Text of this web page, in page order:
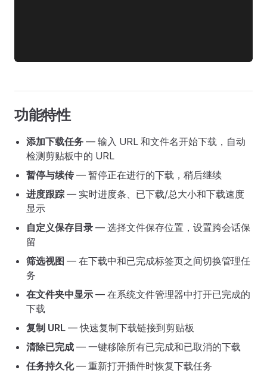
功能特性
添加下载任务 — 输入 URL 和文件名开始下载，自动
检测剪贴板中的 URL
暂停与续传— 暂停正在进行的下载，稍后继续
进度跟踪 — 实时进度条、已下载/总大小和下载速度
显示
自定义保存目录 — 选择文件保存位置，设置跨会话保
留
筛选视图 — 在下载中和已完成标签页之间切换管理任
务
在文件夹中显示 — 在系统文件管理器中打开已完成的
下载
复制 URL — 快速复制下载链接到剪贴板
清除已完成 — 一键移除所有已完成和已取消的下载
任务持久化— 重新打开插件时恢复下载任务